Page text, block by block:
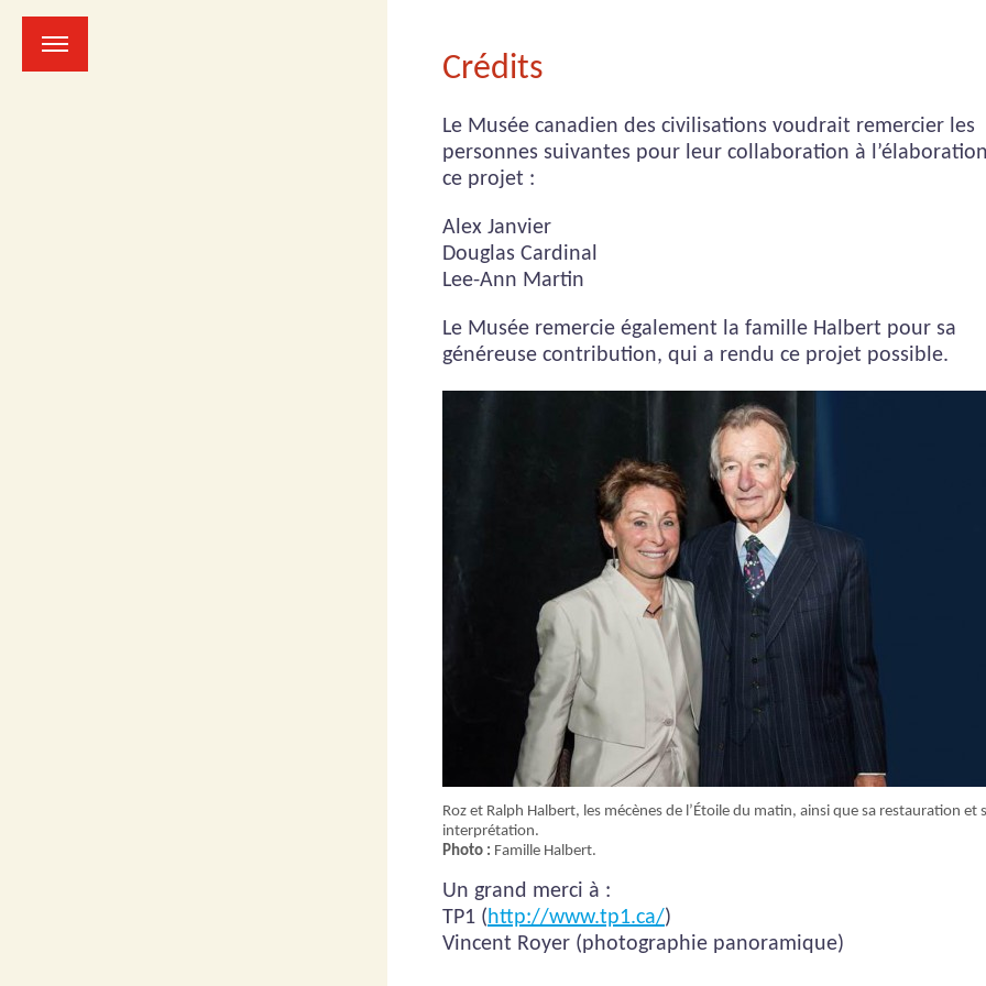
contenu
Crédits
Le Musée canadien des civilisations voudrait remercier les
personnes suivantes pour leur collaboration à
ce projet :
Alex Janvier
Douglas Cardinal
Lee-Ann Martin
Le Musée remercie également la famille Halbert pour sa
généreuse contribution, qui a rendu ce projet possible.
Roz et Ralph Halbert, les mécènes de l’Étoile du matin, ainsi que sa restauration et
interprétation.
Photo : Famille Halbert.
Un grand merci à :
TP1 (http://www.tp1.ca/)
Vincent Royer (photographie panoramique)